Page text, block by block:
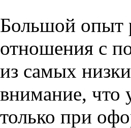
Большой опыт
отношения с
из самых
внимание, что
только при